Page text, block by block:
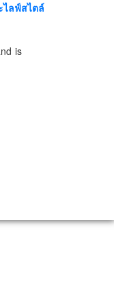
ไลฟ์สไตล์
is